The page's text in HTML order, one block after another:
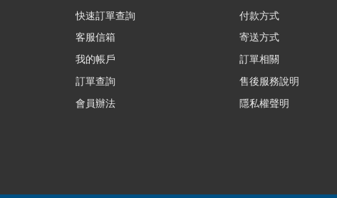
快速訂單查詢
客服信箱
我的帳戶
訂單查詢
會員辦法
付款方式
寄送方式
訂單相關
售後服務說明
隱私權聲明